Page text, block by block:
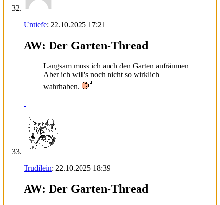
Untiefe: 22.10.2025 17:21
AW: Der Garten-Thread
Langsam muss ich auch den Garten aufräumen.
Aber ich will's noch nicht so wirklich
wahrhaben.
Trudilein: 22.10.2025 18:39
AW: Der Garten-Thread